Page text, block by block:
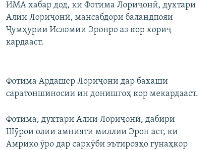
Ҳамаи сомонаҳои RFE/RL
ИМА хабар дод, ки Фотима Лориҷонӣ, духтари
Алии Лориҷонӣ, мансабдори баландпояи
Ҷумҳурии Исломии Эронро аз кор хориҷ
кардааст.
Фотима Ардашер Лориҷонӣ дар бахаши
саратоншиносии ин донишгоҳ кор мекардааст.
Фотима, духтари Алии Лориҷонӣ, дабири
Шӯрои олии амнияти миллии Эрон аст, ки
Амрико ӯро дар саркӯби эътирозҳо гунаҳкор